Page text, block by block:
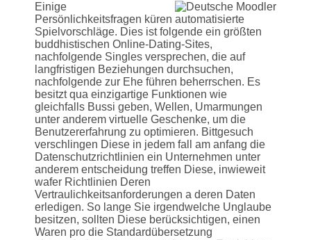
Einige
Persönlichkeitsfragen küren automatisierte
Spielvorschläge. Dies ist folgende ein größten
buddhistischen Online-Dating-Sites,
nachfolgende Singles versprechen, die auf
langfristigen Beziehungen durchsuchen,
nachfolgende zur Ehe führen beherrschen. Es
besitzt qua einzigartige Funktionen wie
gleichfalls Bussi geben, Wellen, Umarmungen
unter anderem virtuelle Geschenke, um die
Benutzererfahrung zu optimieren. Bittgesuch
verschlingen Diese in jedem fall am anfang die
Datenschutzrichtlinien ein Unternehmen unter
anderem entscheidung treffen Diese, inwieweit
wafer Richtlinien Deren
Vertraulichkeitsanforderungen a deren Daten
erledigen. So lange Sie irgendwelche Unglaube
besitzen, sollten Diese berücksichtigen, einen
Waren pro die Standardübersetzung